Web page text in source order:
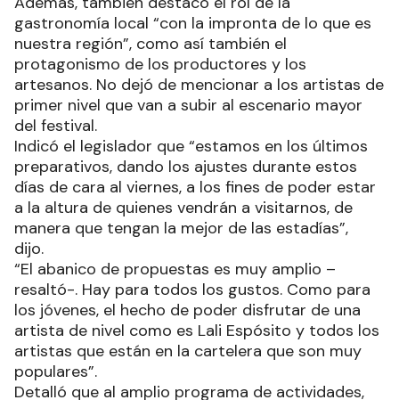
gastronomía local “con la impronta de lo que es
nuestra región”, como así también el
protagonismo de los productores y los
artesanos. No dejó de mencionar a los artistas de
primer nivel que van a subir al escenario mayor
del festival.
Indicó el legislador que “estamos en los últimos
preparativos, dando los ajustes durante estos
días de cara al viernes, a los fines de poder estar
a la altura de quienes vendrán a visitarnos, de
manera que tengan la mejor de las estadías”,
dijo.
“El abanico de propuestas es muy amplio –
resaltó-. Hay para todos los gustos. Como para
los jóvenes, el hecho de poder disfrutar de una
artista de nivel como es Lali Espósito y todos los
artistas que están en la cartelera que son muy
populares”.
Detalló que al amplio programa de actividades,